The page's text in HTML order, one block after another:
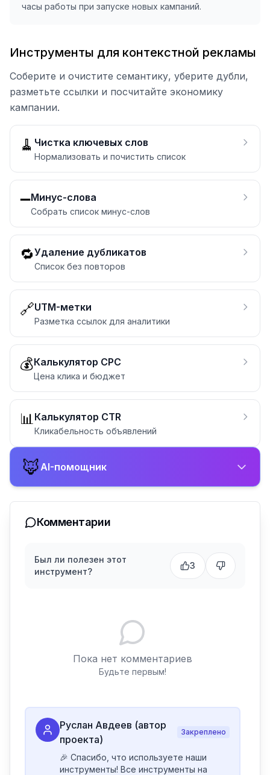
часы работы при запуске новых кампаний.
Инструменты для контекстной рекламы
Соберите и очистите семантику, уберите дубли,
разметьте ссылки и посчитайте экономику
кампании.
🧹 Чистка ключевых слов
Нормализовать и почистить список
➖Минус-слова
Собрать список минус-слов
🔁Удаление дубликатов
Список без повторов
🔗UTM-метки
Разметка ссылок для аналитики
💰Калькулятор CPC
Цена клика и бюджет
📊Калькулятор CTR
Кликабельность объявлений
🦊AI-помощник
Комментарии
Был ли полезен этот
инструмент?
3
Пока нет комментариев
Будьте первым!
Руслан Авдеев (автор
проекта)
Закреплено
🎉 Спасибо, что используете наши
инструменты! Все инструменты на